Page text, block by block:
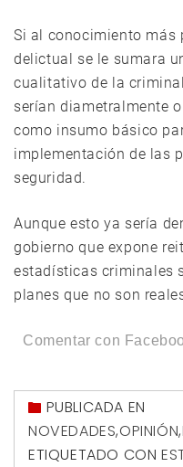
Si al conocimiento más
delictual se le sumara
cualitativo de la
serían diametralmente
como insumo básico
implementación de las
seguridad.
Aunque esto ya sería
gobierno que expone
estadísticas criminales
planes que no son
Comentar con
PUBLICADA EN
NOVEDADES,OPINIÓN,
ETIQUETADO CON